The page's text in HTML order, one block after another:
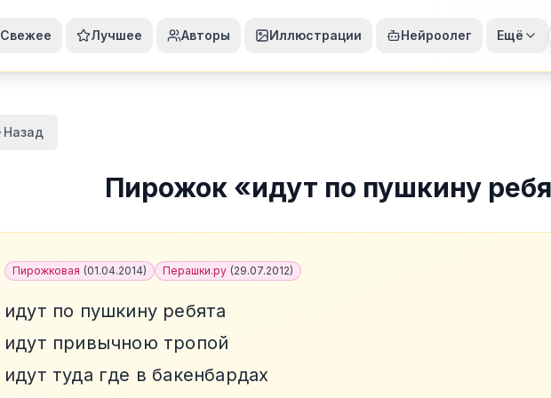
Свежее Лучшее Авторы Иллюстрации Нейроолег Ещё
Назад
Пирожок«идут по пушкину
Пирожковая (01.04.2014) Перашки.ру (29.07.2012)
идут по пушкину ребята
идут привычною тропой
идут туда где в бакенбардах